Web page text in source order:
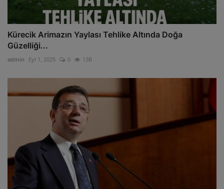
Kürecik Arimazın Yaylası Tehlike Altında Doğa
Güzelliği...
admin Eyl 1, 2025 0 13B